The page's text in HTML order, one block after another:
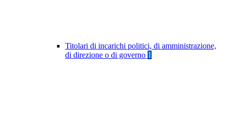
Titolari di incarichi politici, di amministrazione,
di direzione o di governo 1